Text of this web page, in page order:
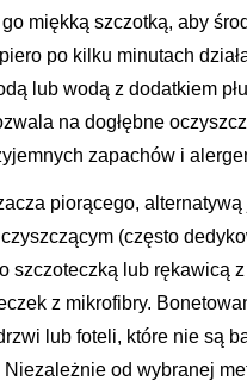
miękką szczotką, aby
po kilku minutach
lub wodą z dodatkiem
na dogłębne
zapachów i
piorącego,
(często
szczoteczką lub rękawicą
z mikrofibry.
lub foteli, które nie są
od wybranej